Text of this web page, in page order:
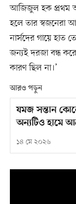
আজিজুল হক প্রথম
হলে তার স্বজনেরা
নার্সদের গায়ে
জন্যই দরজা বন্ধ
কারণ ছিল না।’
আরও পড়ুন
যমজ সন্তান
অন্যটিও হামে
১৪ মে ২০২৬